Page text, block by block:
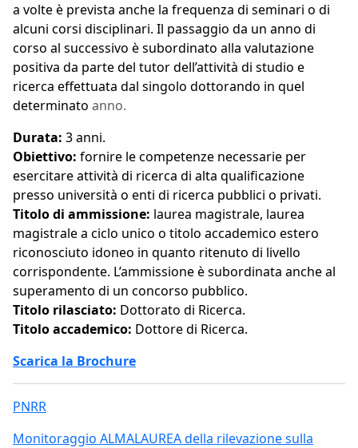
a volte è prevista anche la frequenza di seminari o di
alcuni corsi disciplinari. Il passaggio da un anno di
corso al successivo è subordinato alla valutazione
positiva da parte del tutor dell’attività di studio e
ricerca effettuata dal singolo dottorando in quel
determinato anno.
Durata: 3 anni.
Obiettivo: fornire le competenze necessarie per
esercitare attività di ricerca di alta qualificazione
presso università o enti di ricerca pubblici o privati.
Titolo di ammissione: laurea magistrale, laurea
magistrale a ciclo unico o titolo accademico estero
riconosciuto idoneo in quanto ritenuto di livello
corrispondente. L’ammissione è subordinata anche al
superamento di un concorso pubblico.
Titolo rilasciato: Dottorato di Ricerca.
Titolo accademico: Dottore di Ricerca.
Scarica la Brochure
PNRR
Monitoraggio ALMALAUREA della rilevazione sulla